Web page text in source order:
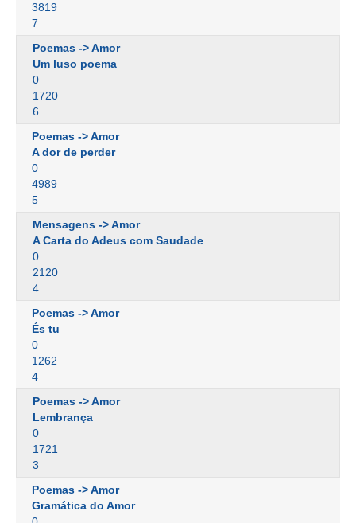
3819
7
Poemas -> Amor
Um luso poema
0
1720
6
Poemas -> Amor
A dor de perder
0
4989
5
Mensagens -> Amor
A Carta do Adeus com Saudade
0
2120
4
Poemas -> Amor
És tu
0
1262
4
Poemas -> Amor
Lembrança
0
1721
3
Poemas -> Amor
Gramática do Amor